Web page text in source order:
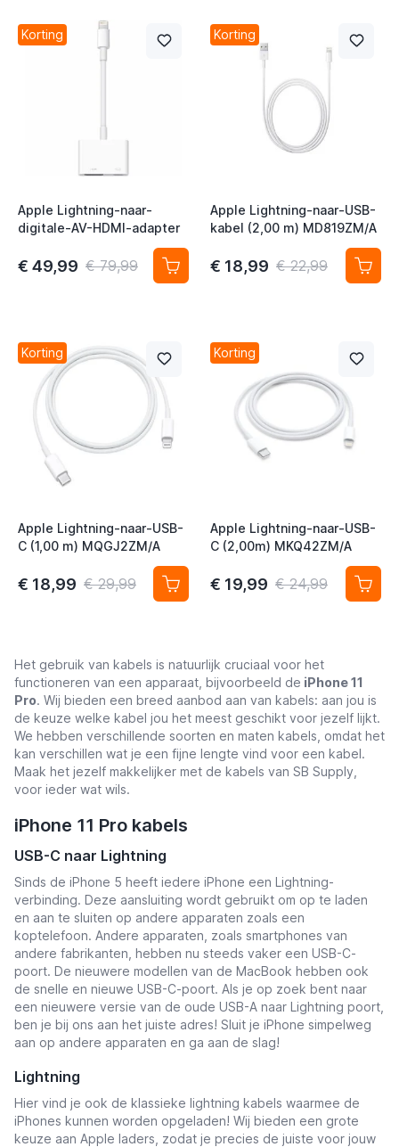
Korting
Apple Lightning-naar-
digitale-AV-HDMI-adapter
€ 49,99 € 79,99
Korting
Apple Lightning-naar-USB-
kabel (2,00 m) MD819ZM/A
€ 18,99 € 22,99
Korting
Apple Lightning-naar-USB-
C (1,00 m) MQGJ2ZM/A
€ 18,99 € 29,99
Korting
Apple Lightning-naar-USB-
C (2,00m) MKQ42ZM/A
€ 19,99 € 24,99
Het gebruik van kabels is natuurlijk cruciaal voor het
functioneren van een apparaat, bijvoorbeeld de iPhone 11
Pro. Wij bieden een breed aanbod aan van kabels: aan jou is
de keuze welke kabel jou het meest geschikt voor jezelf lijkt.
We hebben verschillende soorten en maten kabels, omdat het
kan verschillen wat je een fijne lengte vind voor een kabel.
Maak het jezelf makkelijker met de kabels van SB Supply,
voor ieder wat wils.
iPhone 11 Pro kabels
USB-C naar Lightning
Sinds de iPhone 5 heeft iedere iPhone een Lightning-
verbinding. Deze aansluiting wordt gebruikt om op te laden
en aan te sluiten op andere apparaten zoals een
koptelefoon. Andere apparaten, zoals smartphones van
andere fabrikanten, hebben nu steeds vaker een USB-C-
poort. De nieuwere modellen van de MacBook hebben ook
de snelle en nieuwe USB-C-poort. Als je op zoek bent naar
een nieuwere versie van de oude USB-A naar Lightning poort,
ben je bij ons aan het juiste adres! Sluit je iPhone simpelweg
aan op andere apparaten en ga aan de slag!
Lightning
Hier vind je ook de klassieke lightning kabels waarmee de
iPhones kunnen worden opgeladen! Wij bieden een grote
keuze aan Apple laders, zodat je precies de juiste voor jouw